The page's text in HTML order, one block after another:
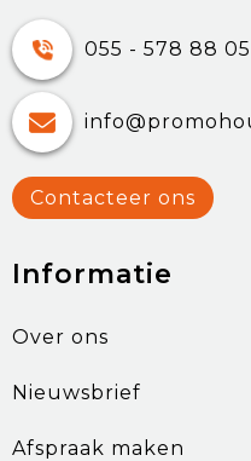
055 - 578 88 05
Contacteer ons
Informatie
Over ons
Nieuwsbrief
Afspraak maken